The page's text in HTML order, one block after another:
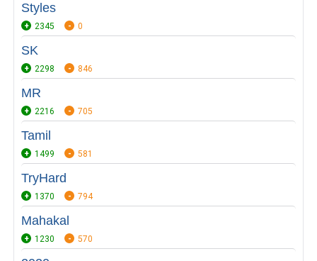
Styles
2345 0
SK
2298 846
MR
2216 705
Tamil
1499 581
TryHard
1370 794
Mahakal
1230 570